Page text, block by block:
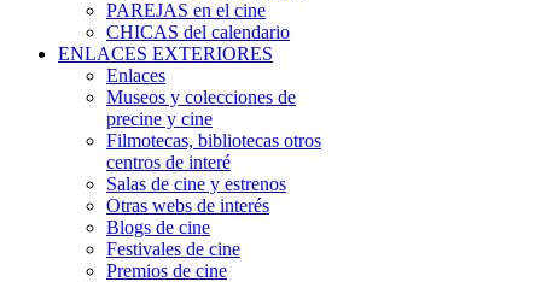
PAREJAS en el cine
CHICAS del calendario
ENLACES EXTERIORES
Enlaces
Museos y colecciones de
precine y cine
Filmotecas, bibliotecas otros
centros de interé
Salas de cine y estrenos
Otras webs de interés
Blogs de cine
Festivales de cine
Premios de cine